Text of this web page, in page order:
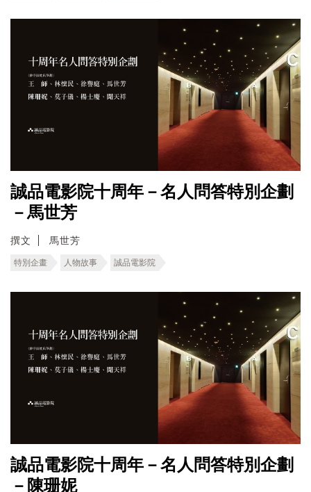
誠品電影院十周年－名人問答特別企劃
－馬世芳
撰文 馬世芳
特別企畫 人物故事 誠品電影院
誠品電影院十周年－名人問答特別企劃
－陳珊妮